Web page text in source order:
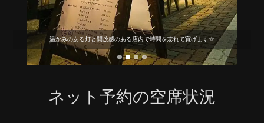
温かみのある灯と開放感のある店内で時間を忘れて寛げます☆
ネット予約の空席状況